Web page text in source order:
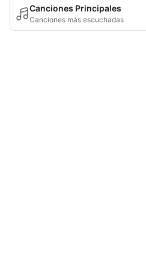
Canciones Principales
Canciones más escuchadas